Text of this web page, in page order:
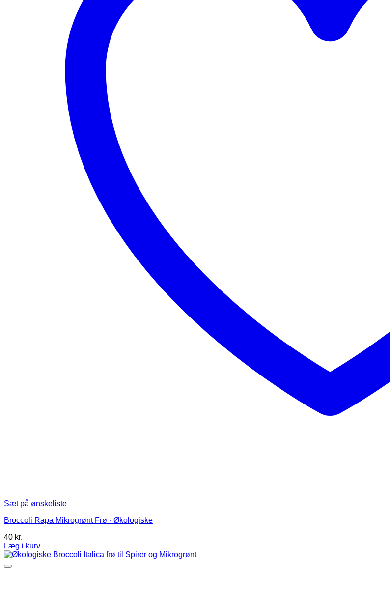
Sæt på ønskeliste
Broccoli Rapa Mikrogrønt Frø · Økologiske
40 kr.
Læg i kurv
Dette
vare
har